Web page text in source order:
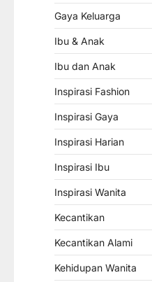
Gaya Keluarga
Ibu & Anak
Ibu dan Anak
Inspirasi Fashion
Inspirasi Gaya
Inspirasi Harian
Inspirasi Ibu
Inspirasi Wanita
Kecantikan
Kecantikan Alami
Kehidupan Wanita